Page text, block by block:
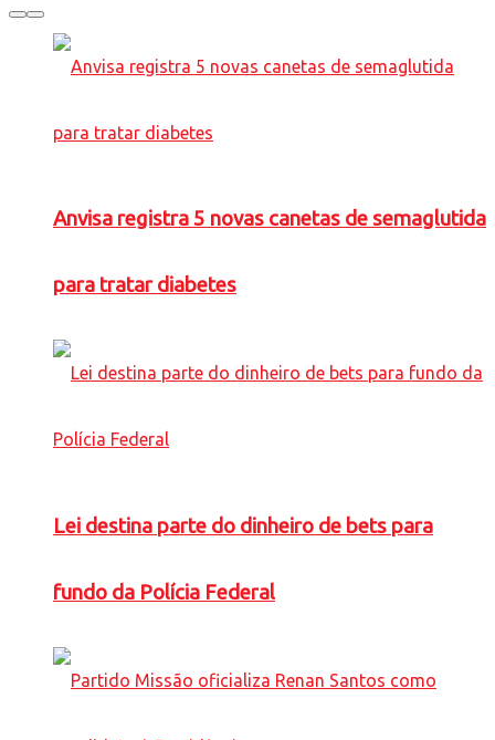
Anvisa registra 5 novas canetas de semaglutida
para tratar diabetes
Lei destina parte do dinheiro de bets para
fundo da Polícia Federal